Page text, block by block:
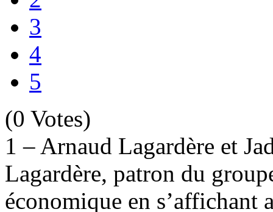
3
4
5
(0 Votes)
1 – Arnaud Lagardère et
Lagardère, patron du
économique en s’affichant